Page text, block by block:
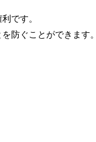
です。
防ぐことができます。